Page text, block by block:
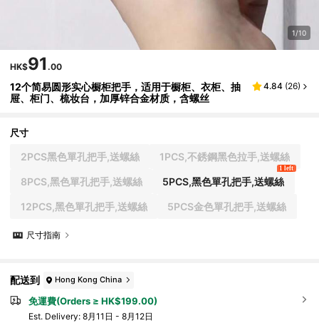
1/10
HK$91 .00
12个简易圆形实心橱柜把手，适用于橱柜、衣柜、抽
屉、柜门、梳妆台，加厚锌合金材质，含螺丝
4.84 (26)
尺寸
2PCS黑色單孔把手,送螺絲 1PCS,不銹鋼黑色拉手,送螺絲
8PCS,黑色單孔把手,送螺絲 5PCS,黑色單孔把手,送螺絲
1 left
12PCS,黑色單孔把手,送螺絲 5PCS金色單孔把手,送螺絲
尺寸指南
配送到 Hong Kong China
免運費(Orders ≥ HK$199.00)
​Est. Delivery: 8月11日 - 8月12日